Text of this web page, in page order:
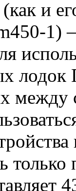
и
1)
лодок